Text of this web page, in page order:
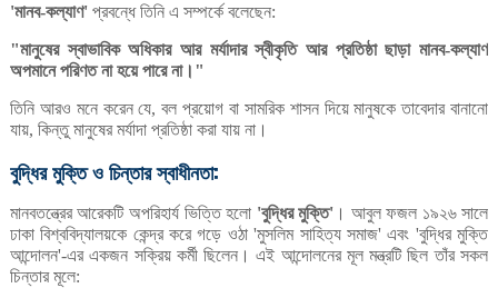
'মানব-কল্যাণ' প্রবন্ধে তিনি এ সম্পর্কে বলেছেন:
"মানুষের স্বাভাবিক অধিকার আর মর্যাদার স্বীকৃতি আর প্রতিষ্ঠা ছাড়া মানব-কল্যাণ
অপমানে পরিণত না হয়ে পারে না। "
তিনি আরও মনে করেন যে,বল প্রয়োগ বা সামরিক শাসন দিয়ে মানুষকে তাবেদার বানানো
যায়, কিন্তু মানুষের মর্যাদা প্রতিষ্ঠা করা যায় না।
বুদ্ধিরমুক্তিওচিন্তারস্বাধীনতা:
মানবতন্ত্রের আরেকটি অপরিহার্য ভিত্তি হলো 'বুদ্ধির মুক্তি' । আবুল ফজল ১৯২৬ সালে
ঢাকা বিশ্ববিদ্যালয়কে কেন্দ্র করে গড়ে ওঠা'মুসলিম সাহিত্য সমাজ'এবং 'বুদ্ধির মুক্তি
আন্দোলন'-এর একজন সক্রিয় কর্মী ছিলেন। এই আন্দোলনের মূল মন্ত্রটি ছিল তাঁর সকল
চিন্তার মূলে: